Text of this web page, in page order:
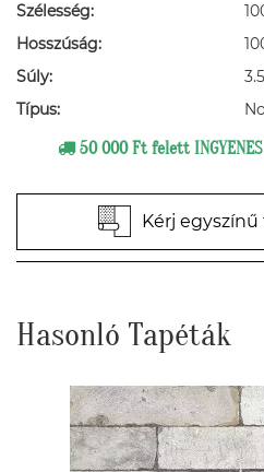
Szélesség:
Hosszúság:
Súly:
Típus:
50 000 Ft felett
Kérj
Hasonló Tapéták